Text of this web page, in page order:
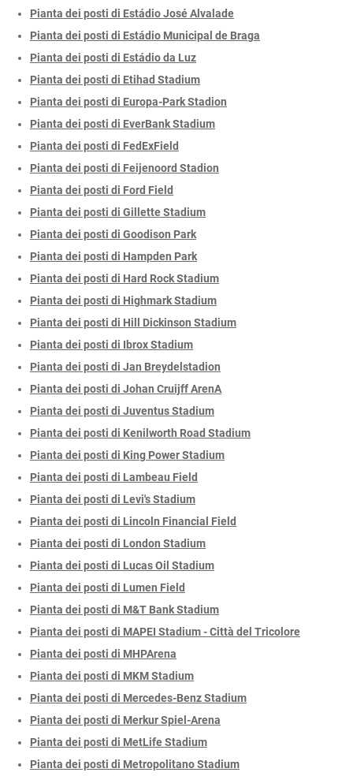
Pianta dei posti di Estádio José Alvalade
Pianta dei posti di Estádio Municipal de Braga
Pianta dei posti di Estádio da Luz
Pianta dei posti di Etihad Stadium
Pianta dei posti di Europa-Park Stadion
Pianta dei posti di EverBank Stadium
Pianta dei posti di FedExField
Pianta dei posti di Feijenoord Stadion
Pianta dei posti di Ford Field
Pianta dei posti di Gillette Stadium
Pianta dei posti di Goodison Park
Pianta dei posti di Hampden Park
Pianta dei posti di Hard Rock Stadium
Pianta dei posti di Highmark Stadium
Pianta dei posti di Hill Dickinson Stadium
Pianta dei posti di Ibrox Stadium
Pianta dei posti di Jan Breydelstadion
Pianta dei posti di Johan Cruijff ArenA
Pianta dei posti di Juventus Stadium
Pianta dei posti di Kenilworth Road Stadium
Pianta dei posti di King Power Stadium
Pianta dei posti di Lambeau Field
Pianta dei posti di Levi's Stadium
Pianta dei posti di Lincoln Financial Field
Pianta dei posti di London Stadium
Pianta dei posti di Lucas Oil Stadium
Pianta dei posti di Lumen Field
Pianta dei posti di M&T Bank Stadium
Pianta dei posti di MAPEI Stadium - Città del Tricolore
Pianta dei posti di MHPArena
Pianta dei posti di MKM Stadium
Pianta dei posti di Mercedes-Benz Stadium
Pianta dei posti di Merkur Spiel-Arena
Pianta dei posti di MetLife Stadium
Pianta dei posti di Metropolitano Stadium